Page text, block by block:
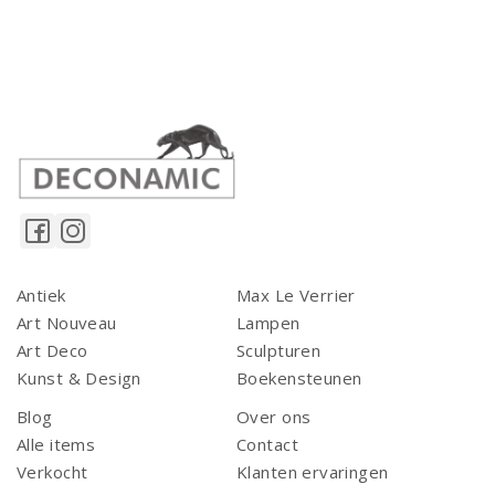
Antiek
Art Nouveau
Art Deco
Kunst & Design
Max Le Verrier
Lampen
Sculpturen
Boekensteunen
Blog
Alle items
Verkocht
Over ons
Contact
Klanten ervaringen